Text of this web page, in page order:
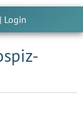
| Login